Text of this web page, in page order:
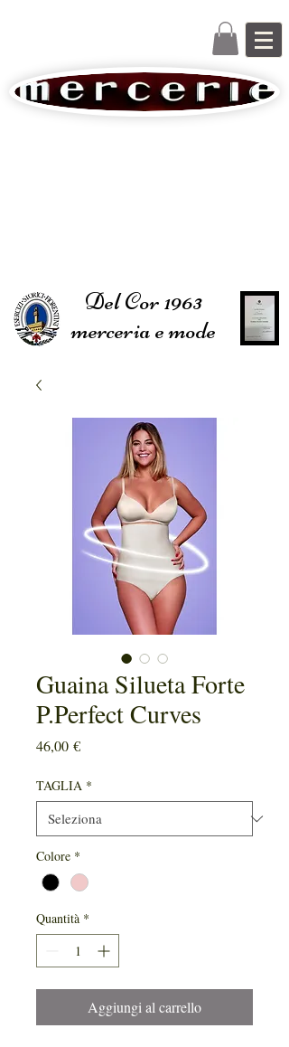
Del Cor 1963
merceria e mode
Guaina Silueta Forte
P.Perfect Curves
46,00 €Prezzo
TAGLIA *
Colore *
Quantità *
Aggiungi al carrello